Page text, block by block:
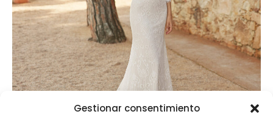
Gestionar consentimiento